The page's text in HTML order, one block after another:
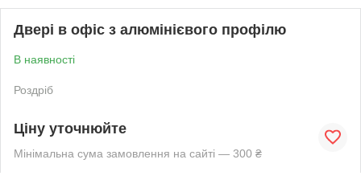
Двері в офіс з алюмінієвого профілю
В наявності
Роздріб
Ціну уточнюйте
Мінімальна сума замовлення на сайті — 300 ₴